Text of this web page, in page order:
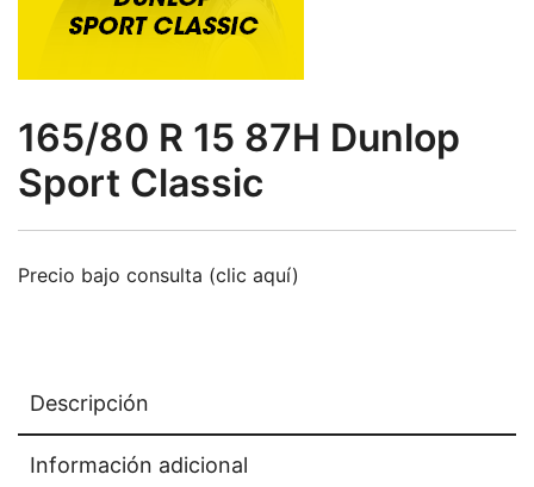
165/80 R 15 87H Dunlop
Sport Classic
Precio bajo consulta (clic aquí)
Descripción
Información adicional